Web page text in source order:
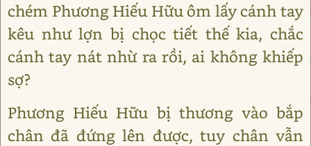
chém Phương Hiếu Hữu ôm lấy cánh tay
kêu như lợn bị chọc tiết thế kia, chắc
cánh tay nát nhừ ra rồi, ai không khiếp
sợ?
Phương Hiếu Hữu bị thương vào bắp
chân đã đứng lên được, tuy chân vẫn